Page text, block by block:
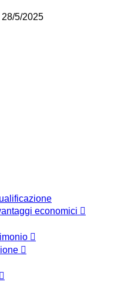
5/2025
economici